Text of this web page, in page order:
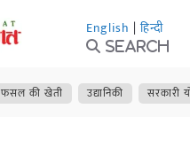
English | हिन्दी
Search
फसल की खेती उद्यानिकी सरकारी